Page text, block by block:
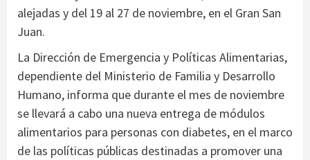
alejadas y del 19 al 27 de noviembre, en el Gran San
Juan.
La Dirección de Emergencia y Políticas Alimentarias,
dependiente del Ministerio de Familia y Desarrollo
Humano, informa que durante el mes de noviembre
se llevará a cabo una nueva entrega de módulos
alimentarios para personas con diabetes, en el marco
de las políticas públicas destinadas a promover una